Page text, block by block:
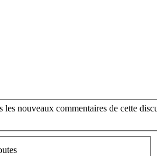
les nouveaux commentaires de cette